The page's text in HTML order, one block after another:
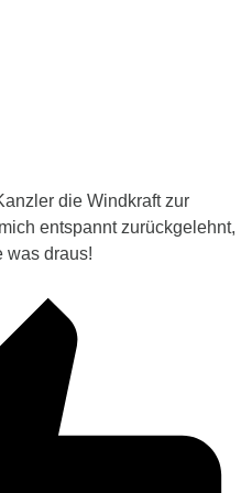
die Windkraft zur
entspannt zurückgelehnt,
was draus!